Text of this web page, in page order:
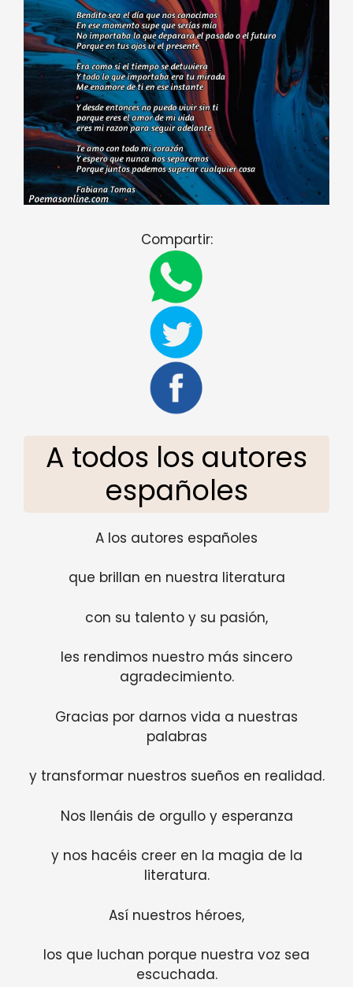
Compartir:
A todos los autores
españoles
A los autores españoles
que brillan en nuestra literatura
con su talento y su pasión,
les rendimos nuestro más sincero
agradecimiento.
Gracias por darnos vida a nuestras
palabras
y transformar nuestros sueños en realidad.
Nos llenáis de orgullo y esperanza
y nos hacéis creer en la magia de la
literatura.
Así nuestros héroes,
los que luchan porque nuestra voz sea
escuchada.